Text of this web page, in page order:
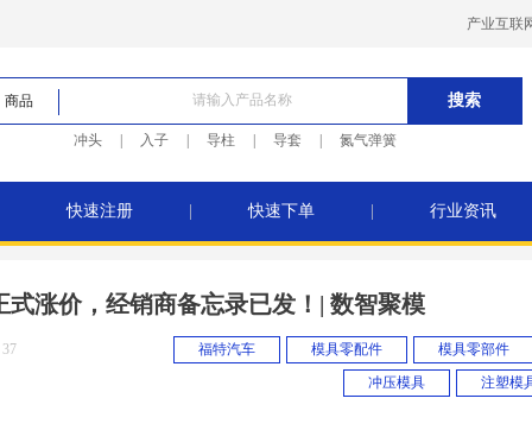
产业互联
商品 搜索
冲头 入子 导柱 导套 氮气弹簧
快速注册 快速下单 行业资讯
式涨价，经销商备忘录已发！| 数智聚模
37 福特汽车 模具零配件 模具零部件
冲压模具
注塑模